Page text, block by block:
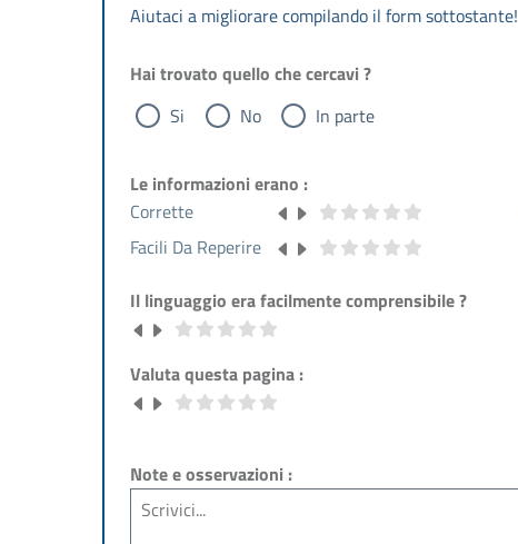
Aiutaci a migliorare compilando il form sottostante!
Hai trovato quello che cercavi ?
Si
No In parte
Le informazioni erano :
Corrette
Facili Da Reperire
Il linguaggio era facilmente comprensibile ?
Valuta questa pagina :
Note e osservazioni :